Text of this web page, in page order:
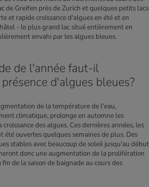
de Greifen près de Zurich et quelques petits lacs
et rapide croissance d'algues en été et en
- le plus grand lac situé entièrement en
envahi par les algues bleues.
de l'année faut-il
d'algues bleues?
de la température de l'eau,
climatique, prolonge en automne les
des algues. Ces dernières années, les
été ouvertes quelques semaines de plus. Des
stables avec beaucoup de soleil jusqu'au début
donc une augmentation de la prolifération
de la saison de baignade au cours des